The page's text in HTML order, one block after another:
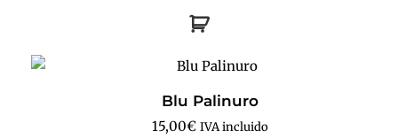
Blu Palinuro
15,00€ IVA incluido